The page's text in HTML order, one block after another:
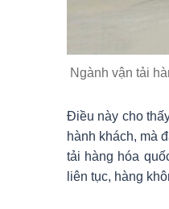
Ngành vận tải
Điều này cho
hành khách, mà
tải hàng hóa
liên tục, hàng